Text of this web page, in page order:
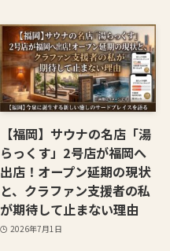
【福岡】サウナの名店「湯
らっくす」2号店が福岡へ
出店！オープン延期の現状
と、クラファン支援者の私
が期待して止まない理由
2026年7月1日